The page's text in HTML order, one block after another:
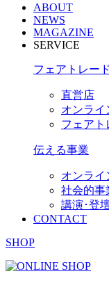
ABOUT
NEWS
MAGAZINE
SERVICE
フェアトレー
直営店
オンライ
フェアト
伝える事業
オンライ
社会的事
講演･登
CONTACT
SHOP